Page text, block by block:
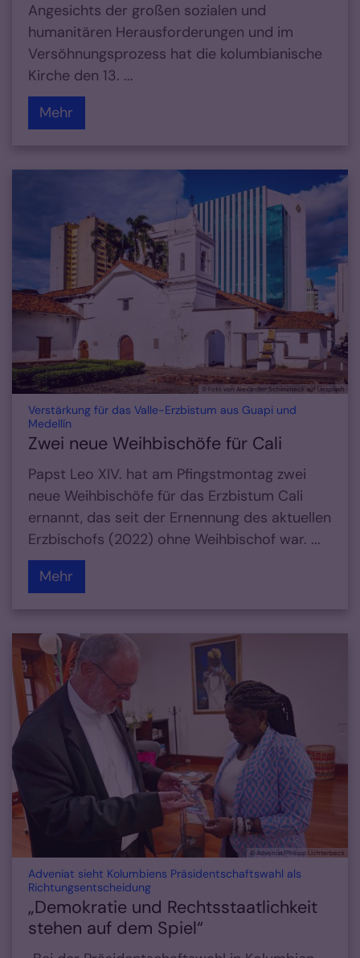
Angesichts der großen sozialen und
humanitären Herausforderungen und im
Versöhnungsprozess hat die kolumbianische
Kirche den 13. ...
Mehr
© Foto von Alexander Schimmeck auf Unsplash
Verstärkung für das Valle-Erzbistum aus Guapi und
Medellín
Zwei neue Weihbischöfe für Cali
Papst Leo XIV. hat am Pfingstmontag zwei
neue Weihbischöfe für das Erzbistum Cali
ernannt, das seit der Ernennung des aktuellen
Erzbischofs (2022) ohne Weihbischof war. ...
Mehr
© Adveniat/Philipp Lichterbeck
Adveniat sieht Kolumbiens Präsidentschaftswahl als
Richtungsentscheidung:
„Demokratie und Rechtsstaatlichkeit
stehen auf dem Spiel“